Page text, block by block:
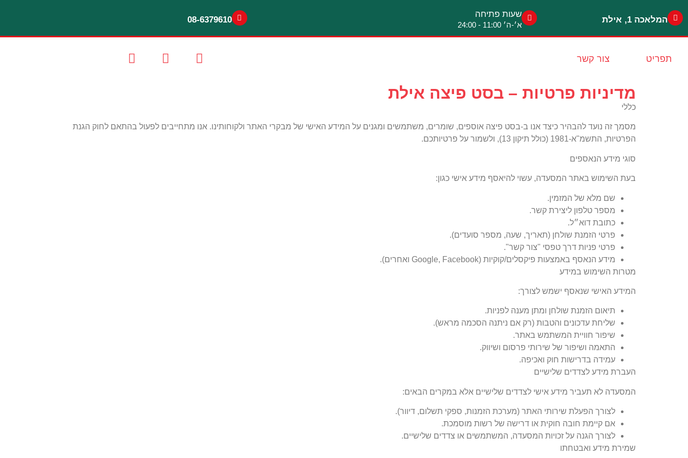
המלאכה 1, אילת
שעות פתיחה
א׳-ה׳ 11:00 - 24:00
08-6379610
תפריט צור קשר
מדיניות פרטיות – בסט פיצה אילת
כללי
מסמך זה נועד להבהיר כיצד אנו ב-בסט פיצה אוספים, שומרים, משתמשים ומגנים על המידע האישי של מבקרי האתר ולקוחותינו. אנו מתחייבים לפעול בהתאם לחוק הגנת
הפרטיות, התשמ"א-1981 ( כולל תיקון 13), ולשמור על פרטיותכם.
סוגי מידע הנאספים
בעת השימוש באתר המסעדה, עשוי להיאסף מידע אישי כגון:
שם מלא של המזמין.
מספר טלפון ליצירת קשר.
כתובת דוא״ל.
פרטי הזמנת שולחן (תאריך, שעה, מספר סועדים).
פרטי פניות דרך טפסי "צור קשר".
מידע הנאסף באמצעות פיקסלים/קוקיות (Google, Facebook ואחרים).
מטרות השימוש במידע
המידע האישי שנאסף ישמש לצורך:
תיאום הזמנת שולחן ומתן מענה לפניות.
שליחת עדכונים והטבות (רק אם ניתנה הסכמה מראש).
שיפור חוויית המשתמש באתר.
התאמה ושיפור של שירותי פרסום ושיווק.
עמידה בדרישות חוק ואכיפה.
העברת מידע לצדדים שלישיים
המסעדה לא תעביר מידע אישי לצדדים שלישיים אלא במקרים הבאים:
לצורך הפעלת שירותי האתר (מערכת הזמנות, ספקי תשלום, דיוור).
אם קיימת חובה חוקית או דרישה של רשות מוסמכת.
לצורך הגנה על זכויות המסעדה, המשתמשים או צדדים שלישיים.
שמירת מידע ואבטחתו